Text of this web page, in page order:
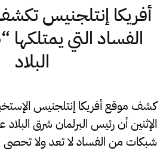
أفريكا إنتلجنيس
الفساد التي
البلاد
كشف موقع أفريكا إنتلجنيس
الإثنين أن رئيس البرلمان شرق
شبكات من الفساد لا تعد ولا تحصى